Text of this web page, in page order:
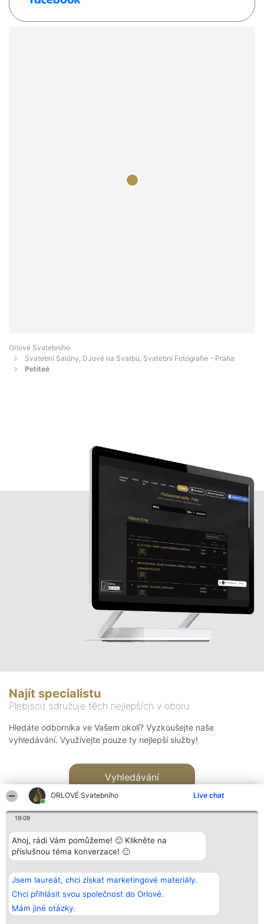
ORLOVÉ Svatebního Live chat
19:09
Ahoj, rádi Vám pomůžeme! 🙂 Klikněte na
příslušnou téma konverzace! 🙂
Jsem laureát, chci získat marketingové materiály.
Chci přihlásit svou společnost do Orlové.
Mám jiné otázky.
Orlové Svatebního
Svatební Salóny, DJové na Svatbu, Svatební Fotografie - Praha
Petiteé
Najít specialistu
Plebiscit sdružuje těch nejlepších v oboru
Hledáte odborníka ve Vašem okolí? Vyzkoušejte naše
vyhledávání. Využívejte pouze ty nejlepší služby!
Vyhledávání
Bright Side Solutions sp. z o.
o. sp. k.
ul. Ruska 22
Wrocław 50-079
KRS 0000749100 | Regon
381313360 | NIP 8943132676
Vítězové
Seznam všech
laureátů
Zásady
Zásady
Kontakt